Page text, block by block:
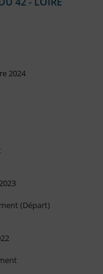
2024
(Départ)